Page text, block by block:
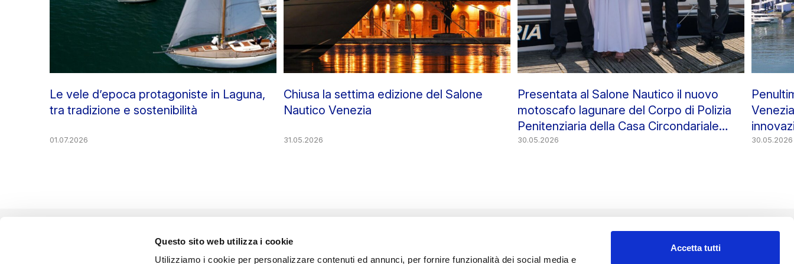
Questo sito web utilizza i cookie
Utilizziamo i cookie per personalizzare contenuti ed annunci, per fornire funzionalità dei social media e
Accetta tutti
Le vele d’epoca protagoniste in Laguna,
tra tradizione e sostenibilità
01.07.2026
Chiusa la settima edizione del Salone
Nautico Venezia
31.05.2026
Presentata al Salone Nautico il nuovo
motoscafo lagunare del Corpo di Polizia
Penitenziaria della Casa Circondariale
“Santa Maria Maggiore” di Venezia
30.05.2026 30.05.2026